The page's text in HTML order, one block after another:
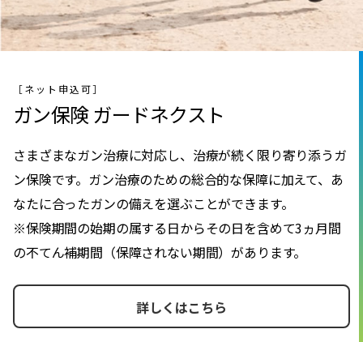
［ネット申込可］
ガン保険 ガードネクスト
さまざまなガン治療に対応し、治療が続く限り寄り添うガ
ン保険です。ガン治療のための総合的な保障に加えて、あ
なたに合ったガンの備えを選ぶことができます。
※保険期間の始期の属する日からその日を含めて3ヵ月間
の不てん補期間（保障されない期間）があります。
詳しくはこちら